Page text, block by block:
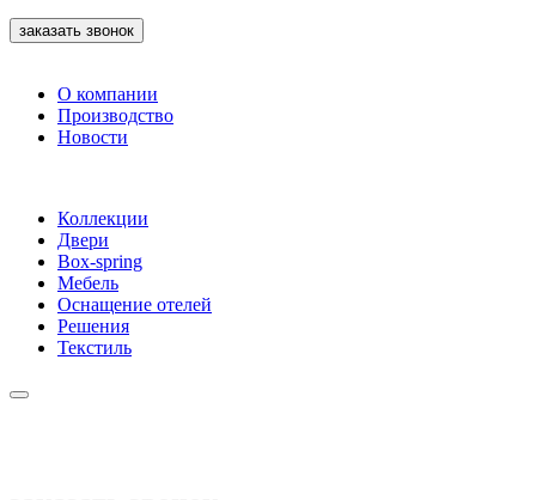
заказать звонок
О компании
Производство
Новости
Коллекции
Двери
Box-spring
Мебель
Оснащение отелей
Решения
Текстиль